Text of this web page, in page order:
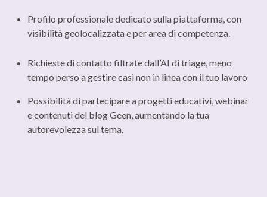
Profilo professionale dedicato sulla piattaforma, con
visibilità geolocalizzata e per area di competenza.
Richieste di contatto filtrate dall’AI di triage, meno
tempo perso a gestire casi non in linea con il tuo lavoro
Possibilità di partecipare a progetti educativi, webinar
e contenuti del blog Geen, aumentando la tua
autorevolezza sul tema.